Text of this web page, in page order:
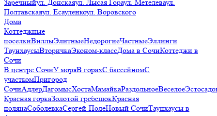
Заречныйул. Донскаяул. Лысая Гораул. Метелеваул.
Полтавскаяул. Есауленкоул. Воровского
Дома
Коттеджные
поселкиВиллыЭлитныеНедорогиеЧастныеЭллинги
ТаунхаусыВторичкаЭконом-классДома в СочиКоттеджи в
Сочи
В центре СочиУ моряВ горахС бассейномС
участкомПригород
СочиАдлерДагомысХостаМамайкаРаздольноеВеселое
Красная горкаЗолотой гребешокКрасная
полянаСоболевкаСергей-ПолеНовый СочиТаунхаусы в